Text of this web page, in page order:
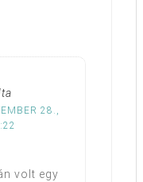
28.,
volt egy